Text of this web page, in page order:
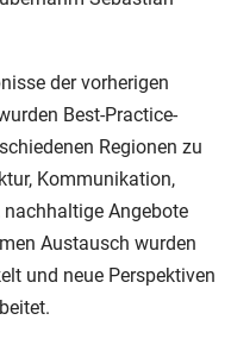
der vorherigen
Best-Practice-
Regionen zu
Kommunikation,
Angebote
Austausch wurden
und neue Perspektiven